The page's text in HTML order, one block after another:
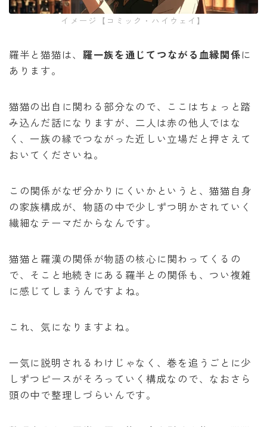
イメージ【コミック・ハイウェイ】
羅半と猫猫は、 羅一族を通じてつながる血縁関係に
あります。
猫猫の出自に関わる部分なので、ここはちょっと踏
み込んだ話になりますが、二人は赤の他人ではな
く、一族の縁でつながった近しい立場だと押さえて
おいてくださいね。
この関係がなぜ分かりにくいかというと、猫猫自身
の家族構成が、物語の中で少しずつ明かされていく
繊細なテーマだからなんです。
猫猫と羅漢の関係が物語の核心に関わってくるの
で、そこと地続きにある羅半との関係も、つい複雑
に感じてしまうんですよね。
これ、気になりますよね。
一気に説明されるわけじゃなく、巻を追うごとに少
しずつピースがそろっていく構成なので、なおさら
頭の中で整理しづらいんです。